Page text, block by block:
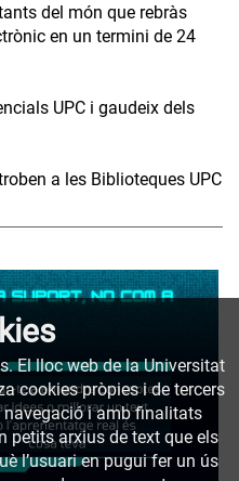
del món que rebràs
en un termini de 24
UPC i gaudeix dels
a les Biblioteques UPC
El lloc web de la Universitat
cookies pròpies i de tercers
navegació i amb finalitats
petits arxius de text que els
l’usuari en pugui fer un ús